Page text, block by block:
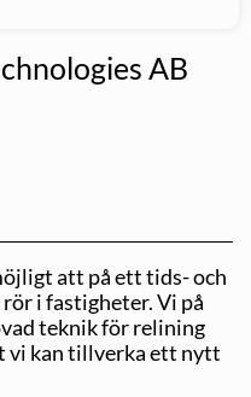
AB
att på ett tids- och
i fastigheter. Vi på
teknik för relining
vi kan tillverka ett nytt